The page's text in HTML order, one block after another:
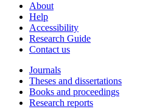
About
Help
Accessibility
Research Guide
Contact us
Journals
Theses and dissertations
Books and proceedings
Research reports